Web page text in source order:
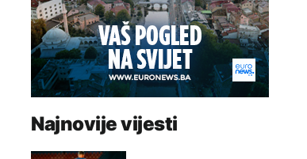
Najnovije vijesti